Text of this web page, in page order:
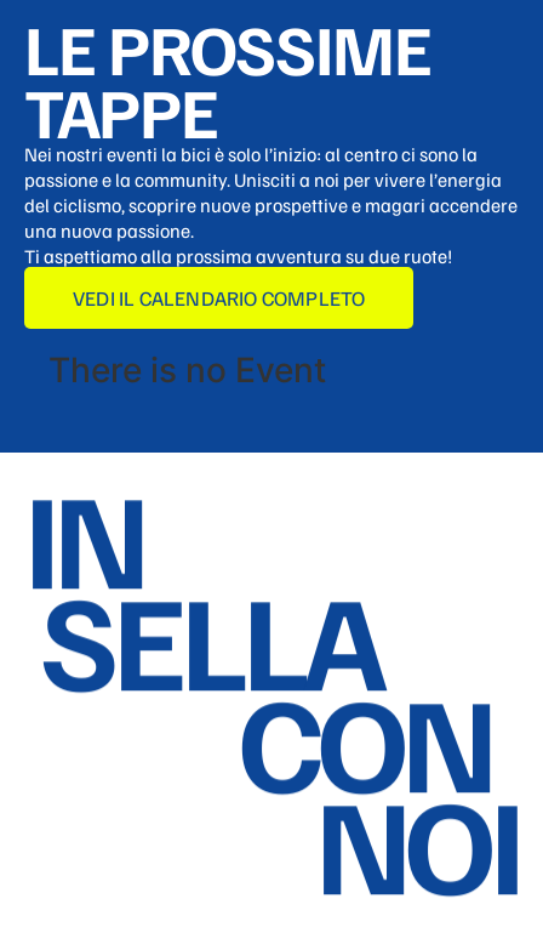
There is no Event
LE PROSSIME
TAPPE
Nei nostri eventi la bici è solo l’inizio: al centro ci sono la
passione e la community. Unisciti a noi per vivere l’energia
del ciclismo, scoprire nuove prospettive e magari accendere
una nuova passione.
Ti aspettiamo alla prossima avventura su due ruote!
VEDI IL CALENDARIO COMPLETO
IN
SELLA
CON
NOI